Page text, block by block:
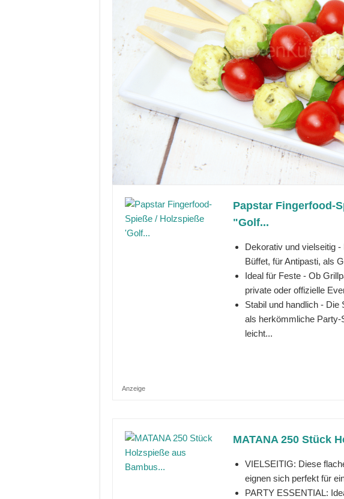
Papstar Fingerfood-
"Golf...
Dekorativ und vielseitig
Büffet, für Antipasti, als
Ideal für Feste - Ob
private oder offizielle
Stabil und handlich -
als herkömmliche
leicht...
Anzeige
MATANA 250 Stück
VIELSEITIG: Diese
eignen sich perfekt für
PARTY ESSENTIAL: